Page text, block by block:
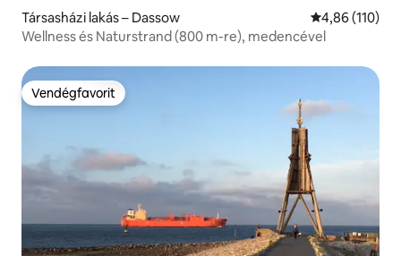
Társasházi lakás – Dassow Átlagos
4,86 (110)
Wellness és Naturstrand (800 m-re), medencével
Vendégfavorit
Vendégfavorit